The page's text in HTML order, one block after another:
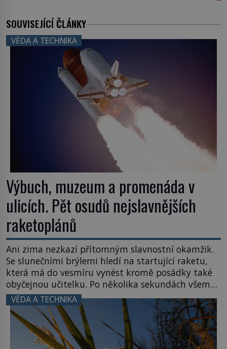
SOUVISEJÍCÍ ČLÁNKY
VĚDA A TECHNIKA
Výbuch, muzeum a promenáda v
ulicích. Pět osudů nejslavnějších
raketoplánů
Ani zima nezkazí přítomným slavnostní okamžik.
Se slunečními brýlemi hledí na startující raketu,
která má do vesmíru vynést kromě posádky také
obyčejnou učitelku. Po několika sekundách všem
ztuhnou úsměvy, stroj totiž exploduje. Jejich
konstrukce není z levného kraje, daňové
poplatníky stojí miliardy dolarů. Na druhou stranu
zvládnou jen představitelné věci. Na malé kousky
Název: Columbia První […]
VĚDA A TECHNIKA